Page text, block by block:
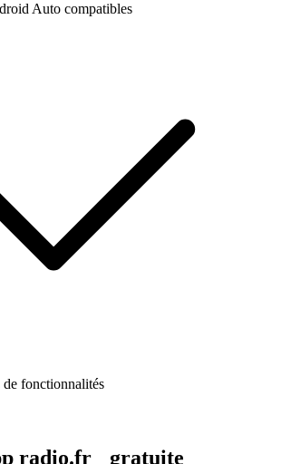
Auto compatibles
fonctionnalités
radio.fr gratuite